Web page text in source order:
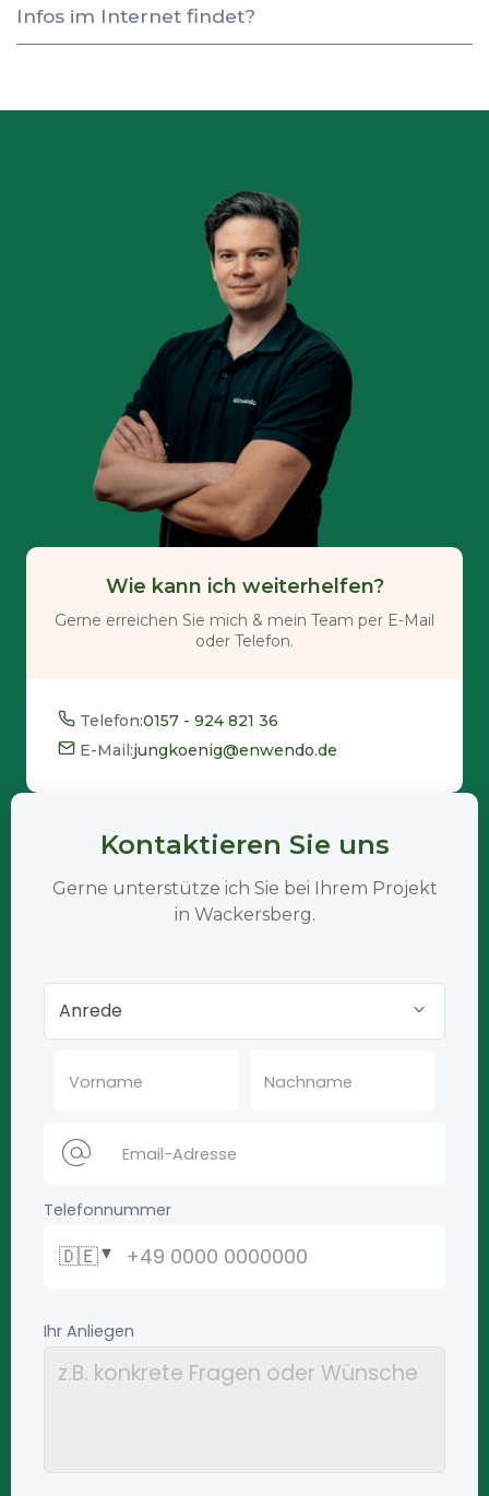
Infos im Internet findet?
Wie kann ich weiterhelfen?
Gerne erreichen Sie mich & mein Team per E-Mail
oder Telefon.
Telefon:0157 - 924 821 36
E-Mail:jungkoenig@enwendo.de
Kontaktieren Sie uns
Gerne unterstütze ich Sie bei Ihrem Projekt
in Wackersberg.